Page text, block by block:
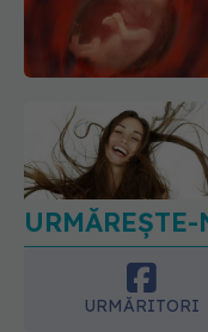
URMĂRITORI
365
URMĂRITORI